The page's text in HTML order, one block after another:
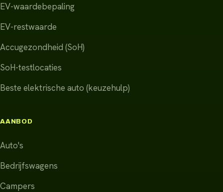
EV-waardebepaling
EV-restwaarde
Accugezondheid (SoH)
SoH-testlocaties
Beste elektrische auto (keuzehulp)
AANBOD
Auto's
Bedrijfswagens
Campers